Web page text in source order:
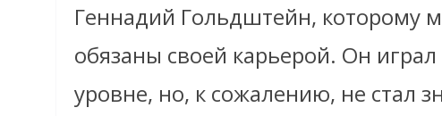
Геннадий Гольдштейн, которому
обязаны своей карьерой. Он
уровне, но, к сожалению, не стал